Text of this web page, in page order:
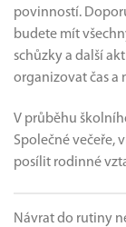
povinností.
budete mít
schůzky a další
organizovat čas a
V průběhu
Společné večeře,
posílit rodinné
Návrat do rutiny